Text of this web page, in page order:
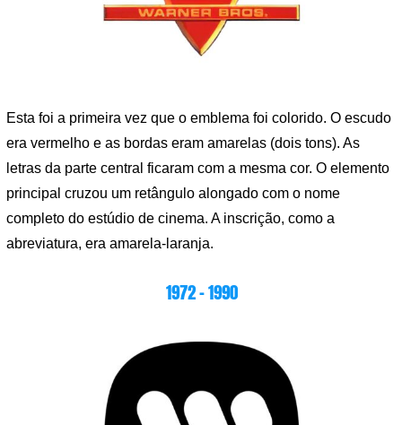
Esta foi a primeira vez que o emblema foi colorido. O escudo
era vermelho e as bordas eram amarelas (dois tons). As
letras da parte central ficaram com a mesma cor. O elemento
principal cruzou um retângulo alongado com o nome
completo do estúdio de cinema. A inscrição, como a
abreviatura, era amarela-laranja.
1972 – 1990